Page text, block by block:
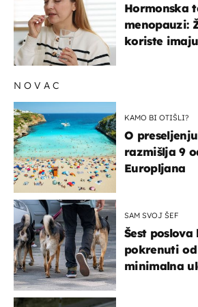
Hormonska
menopauzi:
koriste
NOVAC
KAMO BI OTIŠLI?
O
razmišlja 9
Europljana
SAM SVOJ ŠEF
Šest
pokrenuti
minimalna